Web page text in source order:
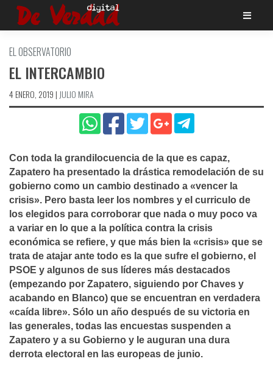
Saltar
EL OBSERVATORIO
EL INTERCAMBIO
4 ENERO, 2019 | JULIO MIRA
Con toda la grandilocuencia de la que es capaz,
Zapatero ha presentado la drástica remodelación de su
gobierno como un cambio destinado a «vencer la
crisis». Pero basta leer los nombres y el curriculo de
los elegidos para corroborar que nada o muy poco va
a variar en lo que a la polí­tica contra la crisis
económica se refiere, y que más bien la «crisis» que se
trata de atajar ante todo es la que sufre el gobierno, el
PSOE y algunos de sus lí­deres más destacados
(empezando por Zapatero, siguiendo por Chaves y
acabando en Blanco) que se encuentran en verdadera
«caí­da libre». Sólo un año después de su victoria en
las generales, todas las encuestas suspenden a
Zapatero y a su Gobierno y le auguran una dura
derrota electoral en las europeas de junio.